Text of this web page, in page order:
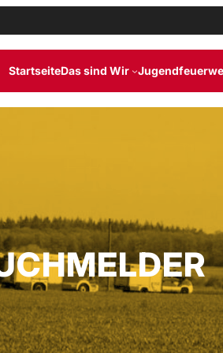
StartseiteDas sind Wir